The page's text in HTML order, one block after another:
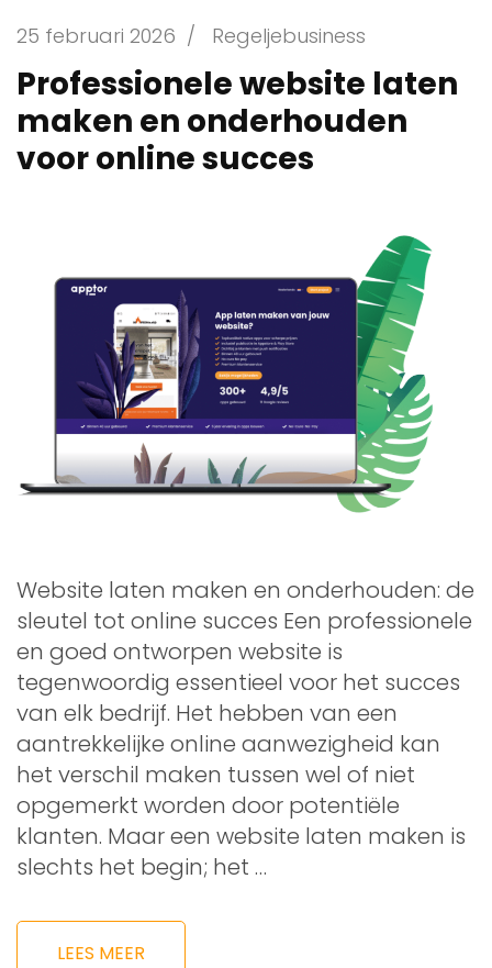
25 februari 2026 / Regeljebusiness
Professionele website laten
maken en onderhouden
voor online succes
Website laten maken en onderhouden: de
sleutel tot online succes Een professionele
en goed ontworpen website is
tegenwoordig essentieel voor het succes
van elk bedrijf. Het hebben van een
aantrekkelijke online aanwezigheid kan
het verschil maken tussen wel of niet
opgemerkt worden door potentiële
klanten. Maar een website laten maken is
slechts het begin; het …
LEES MEER